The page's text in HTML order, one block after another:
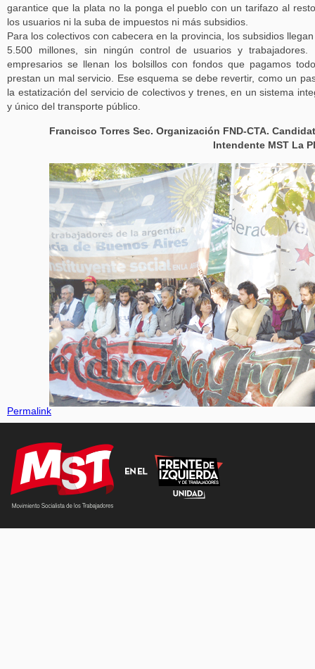
garantice que la plata no la ponga el pueblo con un tarifazo al
los usuarios ni la suba de impuestos ni más subsidios.
Para los colectivos con cabecera en la provincia, los subsidios
5.500 millones, sin ningún control de usuarios y trabajadores.
empresarios se llenan los bolsillos con fondos que pagamos
prestan un mal servicio. Ese esquema se debe revertir, como un
la estatización del servicio de colectivos y trenes, en un sistema
y único del transporte público.
Francisco Torres Sec. Organización FND-CTA.
Intendente MST La
Permalink